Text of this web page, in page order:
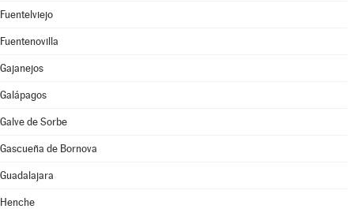
Fuentelviejo
Fuentenovilla
Gajanejos
Galápagos
Galve de Sorbe
Gascueña de Bornova
Guadalajara
Henche